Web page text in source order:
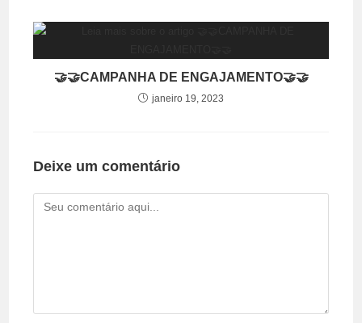
🤝🤝CAMPANHA DE ENGAJAMENTO🤝🤝
janeiro 19, 2023
Deixe um comentário